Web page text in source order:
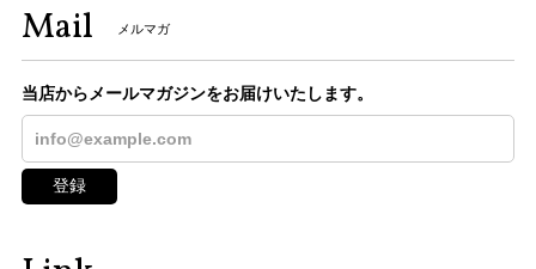
Mail メルマガ
当店からメールマガジンをお届けいたします。
登録